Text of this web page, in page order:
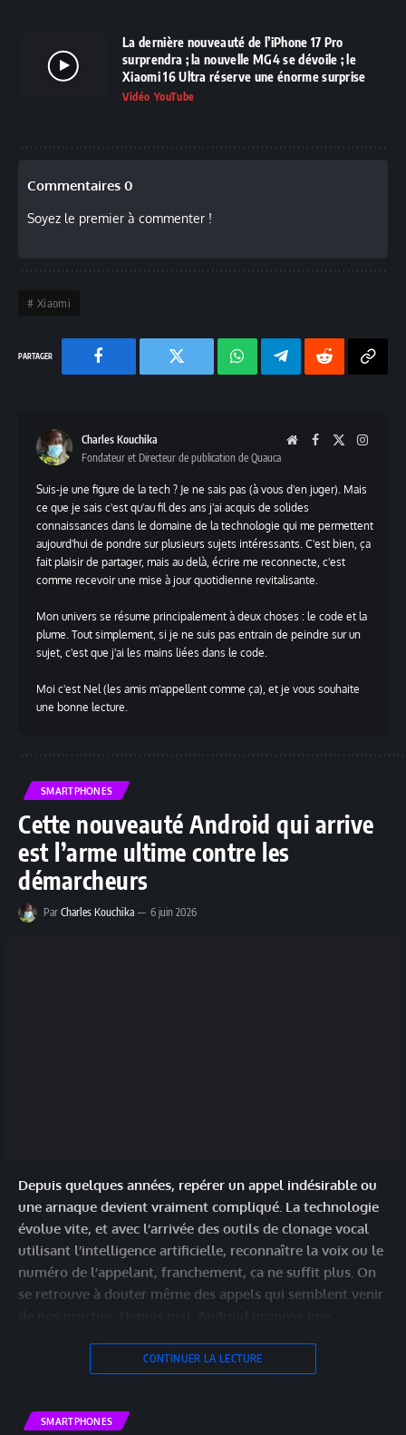
La dernière nouveauté de l’iPhone 17 Pro
surprendra ; la nouvelle MG4 se dévoile ; le
Xiaomi 16 Ultra réserve une énorme surprise
Vidéo YouTube
Commentaires 0
Soyez le premier à commenter !
Xiaomi
Facebook Twitter
Chaine
TelegramRedditCopy
Charles Kouchika WebsiteFacebook
Fondateur et Directeur de publication de Quauca
Suis-je une figure de la tech ? Je ne sais pas (à vous d'en juger). Mais
ce que je sais c'est qu'au fil des ans j'ai acquis de solides
connaissances dans le domaine de la technologie qui me permettent
aujourd'hui de pondre sur plusieurs sujets intéressants. C'est bien, ça
fait plaisir de partager, mais au delà, écrire me reconnecte, c'est
comme recevoir une mise à jour quotidienne revitalisante.
Mon univers se résume principalement à deux choses : le code et la
plume. Tout simplement, si je ne suis pas entrain de peindre sur un
sujet, c'est que j'ai les mains liées dans le code.
Moi c'est Nel (les amis m'appellent comme ça), et je vous souhaite
une bonne lecture.
SMARTPHONES
Cette nouveauté Android qui arrive
est l’arme ultime contre les
démarcheurs
Par Charles Kouchika 6 juin 2026
Depuis quelques années, repérer un appel indésirable ou
une arnaque devient vraiment compliqué. La technologie
évolue vite, et avec l’arrivée des outils de clonage vocal
utilisant l’intelligence artificielle, reconnaître la voix ou le
numéro de l’appelant, franchement, ça ne suffit plus. On
se retrouve à douter même des appels qui semblent venir
CONTINUER LA LECTURE
SMARTPHONES